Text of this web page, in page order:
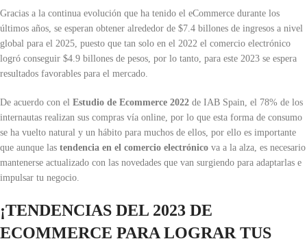
Gracias a la continua evolución que ha tenido el eCommerce durante los
últimos años, se esperan obtener alrededor de $7.4 billones de ingresos a nivel
global para el 2025, puesto que tan solo en el 2022 el comercio electrónico
logró conseguir $4.9 billones de pesos, por lo tanto, para este 2023 se espera
resultados favorables para el mercado.
De acuerdo con el Estudio de Ecommerce 2022 de IAB Spain, el 78% de los
internautas realizan sus compras vía online, por lo que esta forma de consumo
se ha vuelto natural y un hábito para muchos de ellos, por ello es importante
que aunque las tendencia en el comercio electrónico va a la alza, es necesario
mantenerse actualizado con las novedades que van surgiendo para adaptarlas e
impulsar tu negocio.
¡TENDENCIAS DEL 2023 DE
ECOMMERCE PARA LOGRAR TUS